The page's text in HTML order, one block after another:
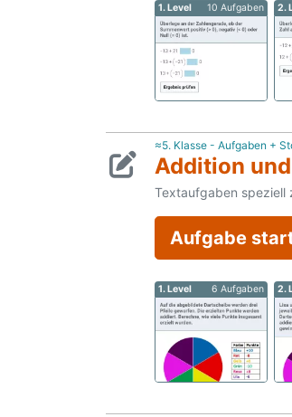
1. Level 10 Aufgaben 2.
≈5. Klasse - Aufgaben +
Addition
Textaufgaben speziell
Aufgabe
1. Level 6 Aufgaben 2.